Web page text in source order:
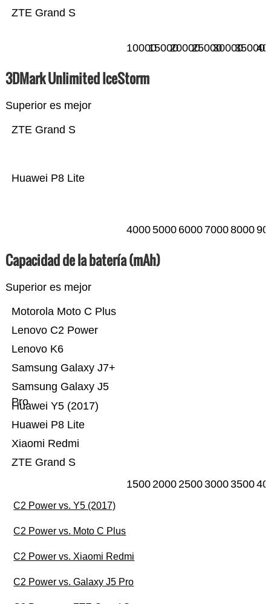
ZTE Grand S
100001500020000250003000035000
3DMark Unlimited IceStorm
Superior es mejor
Huawei P8 Lite
ZTE Grand S
40005000 6000 70008000
Capacidad de la batería (mAh)
Superior es mejor
ZTE Grand S
Xiaomi Redmi
Huawei P8 Lite
Huawei Y5 (2017)
Samsung Galaxy J5
Pro
Samsung Galaxy J7+
Lenovo K6
Lenovo C2 Power
Motorola Moto C Plus
15002000250030003500
C2 Power vs. Y5 (2017)
C2 Power vs. Moto C Plus
C2 Power vs. Xiaomi Redmi
C2 Power vs. Galaxy J5 Pro